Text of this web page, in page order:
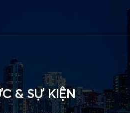
& SỰ KIỆN